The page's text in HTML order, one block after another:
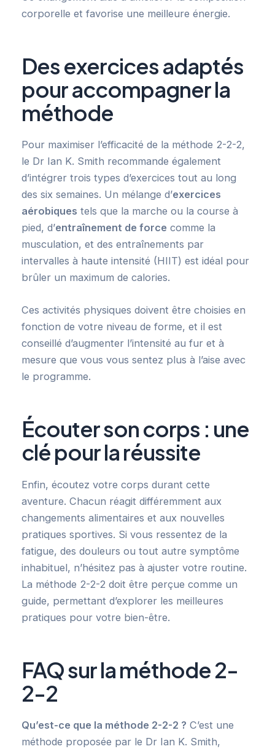
corporelle et favorise une meilleure énergie.
Des exercices adaptés
pour accompagner la
méthode
Pour maximiser l’efficacité de la méthode 2-2-2,
le Dr Ian K. Smith recommande également
d’intégrer trois types d’exercices tout au long
des six semaines. Un mélange d’exercices
aérobiques tels que la marche ou la course à
pied, d’entraînement de force comme la
musculation, et des entraînements par
intervalles à haute intensité (HIIT) est idéal pour
brûler un maximum de calories.
Ces activités physiques doivent être choisies en
fonction de votre niveau de forme, et il est
conseillé d’augmenter l’intensité au fur et à
mesure que vous vous sentez plus à l’aise avec
le programme.
Écouter son corps : une
clé pour la réussite
Enfin, écoutez votre corps durant cette
aventure. Chacun réagit différemment aux
changements alimentaires et aux nouvelles
pratiques sportives. Si vous ressentez de la
fatigue, des douleurs ou tout autre symptôme
inhabituel, n’hésitez pas à ajuster votre routine.
La méthode 2-2-2 doit être perçue comme un
guide, permettant d’explorer les meilleures
pratiques pour votre bien-être.
FAQ sur la méthode 2-
2-2
Qu’est-ce que la méthode 2-2-2 ? C’est une
méthode proposée par le Dr Ian K. Smith,